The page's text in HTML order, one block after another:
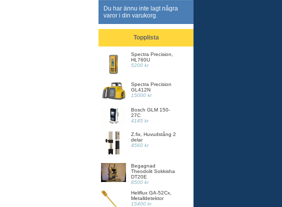
Du har ännu inte lagt några
varor i din varukorg.
Topplista
Spectra Precision,
HL760U
5200 kr
Spectra Precision
GL412N
15000 kr
Bosch GLM 150-
27C
4145 kr
Z.fix, Huvudstång 2
delar
4560 kr
Begagnad
Theodolit Sokkisha
DT20E
8500 kr
Heliflux GA-52Cx,
Metalldetektor
15400 kr